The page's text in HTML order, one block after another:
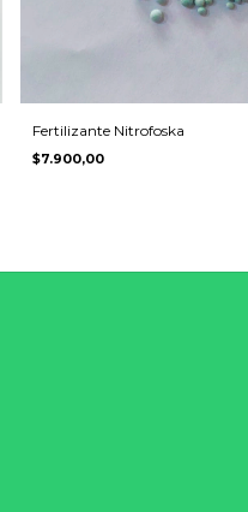
Fertilizante Nitrofoska
$7.900,00